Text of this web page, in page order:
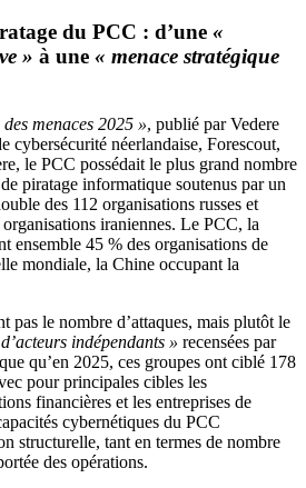
du PCC : d’une «
» à une « menace stratégique
menaces 2025 », publié par Vedere
cybersécurité néerlandaise, Forescout,
le PCC possédait le plus grand nombre
piratage informatique soutenus par un
des 112 organisations russes et
iraniennes. Le PCC, la
ensemble 45 % des organisations de
mondiale, la Chine occupant la
pas le nombre d’attaques, mais plutôt le
indépendants » recensées par
qu’en 2025, ces groupes ont ciblé 178
pour principales cibles les
financières et les entreprises de
cybernétiques du PCC
structurelle, tant en termes de nombre
des opérations.